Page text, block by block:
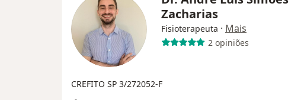
Zacharias
Fisioterapeuta · Mais
2 opiniões
CREFITO SP 3/272052-F